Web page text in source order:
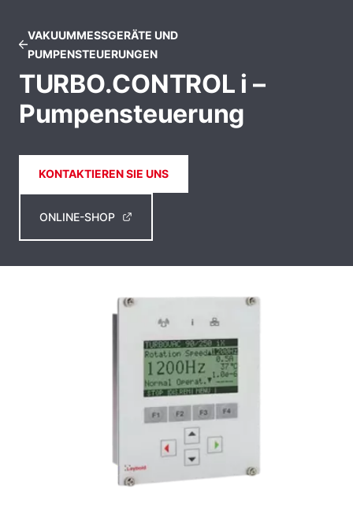
VAKUUMMESSGERÄTE UND
PUMPENSTEUERUNGEN
TURBO.CONTROL i –
Pumpensteuerung
KONTAKTIEREN SIE UNS
ONLINE-SHOP